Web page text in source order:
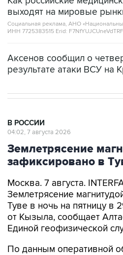
выходят на мировые
Социальная реклама, АНО
ИНН 7725383515 Erid:
Аксенов сообщил о
результате атаки ВСУ на
В РОССИИ
04:02, 7 августа 2026
Землетрясение
зафиксировано в
Москва. 7 августа.
Землетрясение
Туве в ночь на пятницу в
от Кызыла, сообщает
Единой геофизической
По данным оперативной